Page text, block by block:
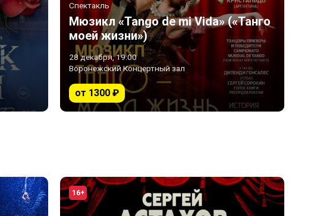
Спектакль
Мюзикл «Tango de mi Vida» («Танго
моей жизни»)
28 декабря, 19:00
Воронежский Концертный зал
от 1300 ₽
16+